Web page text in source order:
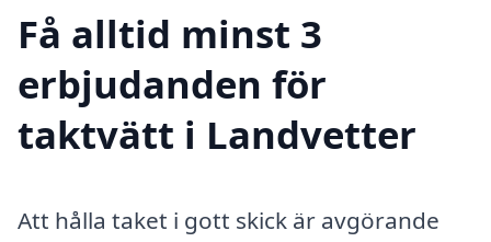
Få alltid minst 3
erbjudanden för
taktvätt i Landvetter
Att hålla taket i gott skick är avgörande